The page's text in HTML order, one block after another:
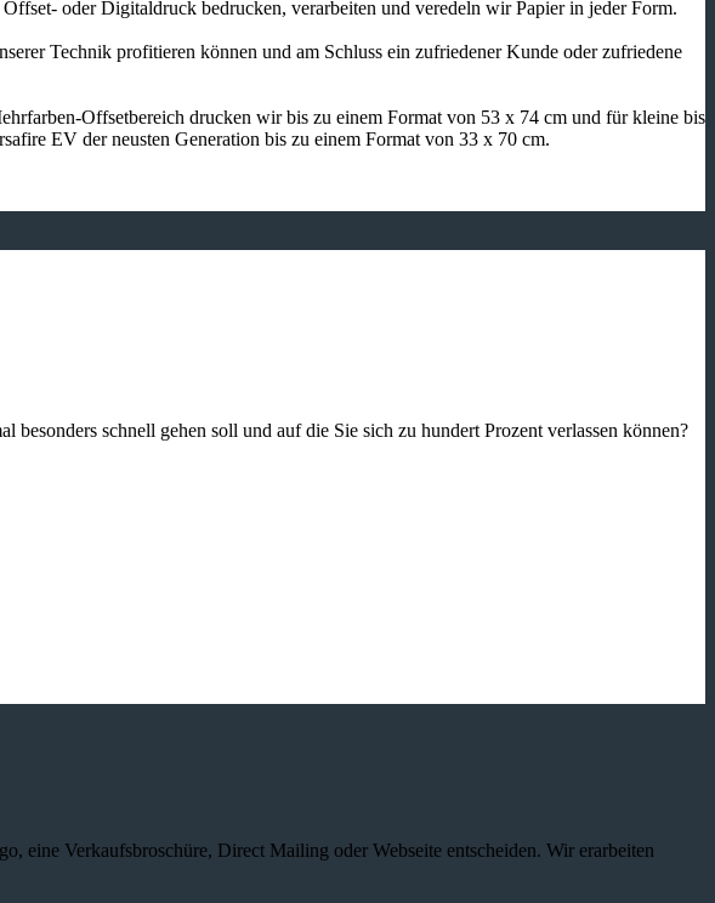
oder Digitaldruck bedrucken, verarbeiten und veredeln wir Papier in jeder Form.
Technik profitieren können und am Schluss ein zufriedener Kunde oder zufriedene
Offsetbereich drucken wir bis zu einem Format von 53 x 74 cm und für kleine bis
EV der neusten Generation bis zu einem Format von 33 x 70 cm.
schnell gehen soll und auf die Sie sich zu hundert Prozent verlassen können?
eine Verkaufsbroschüre, Direct Mailing oder Webseite entscheiden. Wir erarbeiten